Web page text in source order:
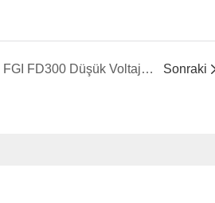
Zımpara Makinesinde FGI FD300 Düşük Voltaj Frekans İnvertör Uygulaması Sonraki